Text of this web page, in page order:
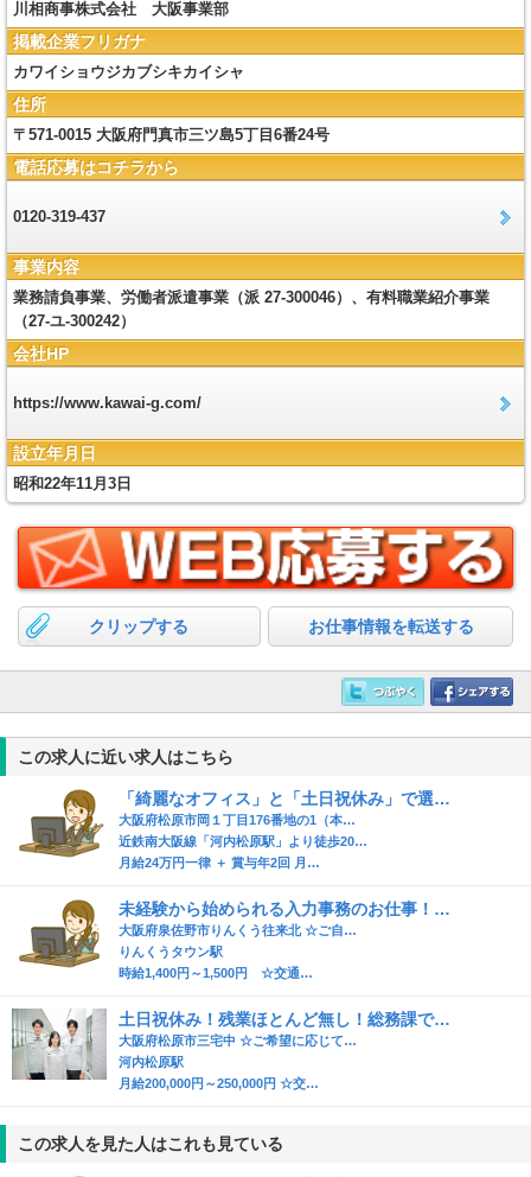
川相商事株式会社 大阪事業部
掲載企業フリガナ
カワイショウジカブシキカイシャ
住所
〒571-0015 大阪府門真市三ツ島5丁目6番24号
電話応募はコチラから
0120-319-437
事業内容
業務請負事業、労働者派遣事業（派 27-300046）、有料職業紹介事業
（27-ユ-300242）
会社HP
https://www.kawai-g.com/
設立年月日
昭和22年11月3日
クリップする お仕事情報を転送する
この求人に近い求人はこちら
「綺麗なオフィス」と「土日祝休み」で選…
大阪府松原市岡１丁目176番地の1（本…
近鉄南大阪線「河内松原駅」より徒歩20…
月給24万円一律 ＋ 賞与年2回 月…
未経験から始められる入力事務のお仕事！…
大阪府泉佐野市りんくう往来北 ☆ご自…
りんくうタウン駅
時給1,400円～1,500円 ☆交通…
土日祝休み！残業ほとんど無し！総務課で…
大阪府松原市三宅中 ☆ご希望に応じて…
河内松原駅
月給200,000円～250,000円 ☆交…
この求人を見た人はこれも見ている